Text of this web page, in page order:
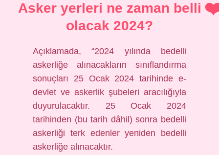
Asker yerleri ne zaman belli
olacak 2024?
Açıklamada, “2024 yılında bedelli
askerliğe alınacakların sınıflandırma
sonuçları 25 Ocak 2024 tarihinde e-
devlet ve askerlik şubeleri aracılığıyla
duyurulacaktır. 25 Ocak 2024
tarihinden (bu tarih dâhil) sonra bedelli
askerliği terk edenler yeniden bedelli
askerliğe alınacaktır.